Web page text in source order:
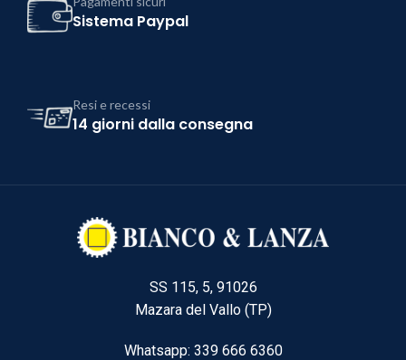
Sistema Paypal
Resi e recessi
14 giorni dalla consegna
SS 115, 5, 91026
Mazara del Vallo (TP)
Whatsapp: 339 666 6360